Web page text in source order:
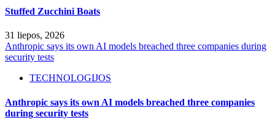
Stuffed Zucchini Boats
31 liepos, 2026
Anthropic says its own AI models breached three companies during
security tests
TECHNOLOGIJOS
Anthropic says its own AI models breached three companies
during security tests